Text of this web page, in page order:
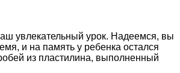
увлекательный урок. Надеемся, вы
и на память у ребенка остался
из пластилина, выполненный